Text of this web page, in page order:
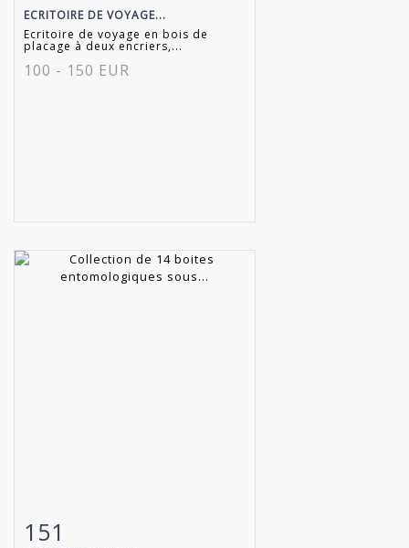
ECRITOIRE DE VOYAGE...
Ecritoire de voyage en bois de
placage à deux encriers,...
100 - 150 EUR
Fiche détaillée
151